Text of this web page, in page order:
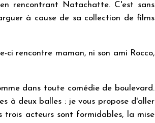
rencontrant Natachatte. C'est sans
à cause de sa collection de films
rencontre maman, ni son ami Rocco,
dans toute comédie de boulevard.
à deux balles : je vous propose d'aller
acteurs sont formidables, la mise